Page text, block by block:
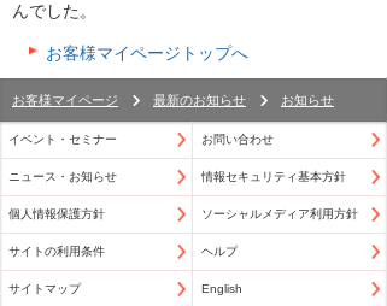
んでした。
お客様マイページトップへ
お客様マイページ 最新のお知らせ お知らせ
イベント・セミナー お問い合わせ
ニュース・お知らせ 情報セキュリティ基本方針
個人情報保護方針 ソーシャルメディア利用方針
サイトの利用条件 ヘルプ
サイトマップ English